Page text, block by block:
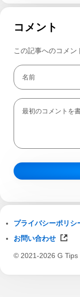
コメント
この記事へのコメン
プライバシーポリシ
お問い合わせ
© 2021-2026 G Tips